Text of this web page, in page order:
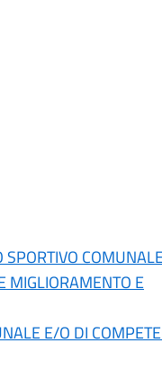
MIGLIORAMENTO E
E/O DI